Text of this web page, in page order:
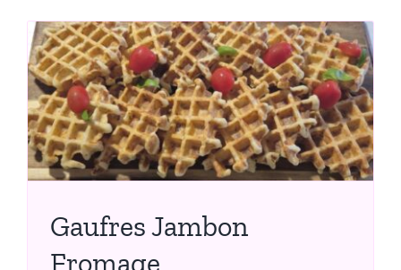
Gaufres Jambon
Fromage